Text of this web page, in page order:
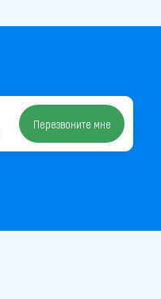
Перезвоните мне